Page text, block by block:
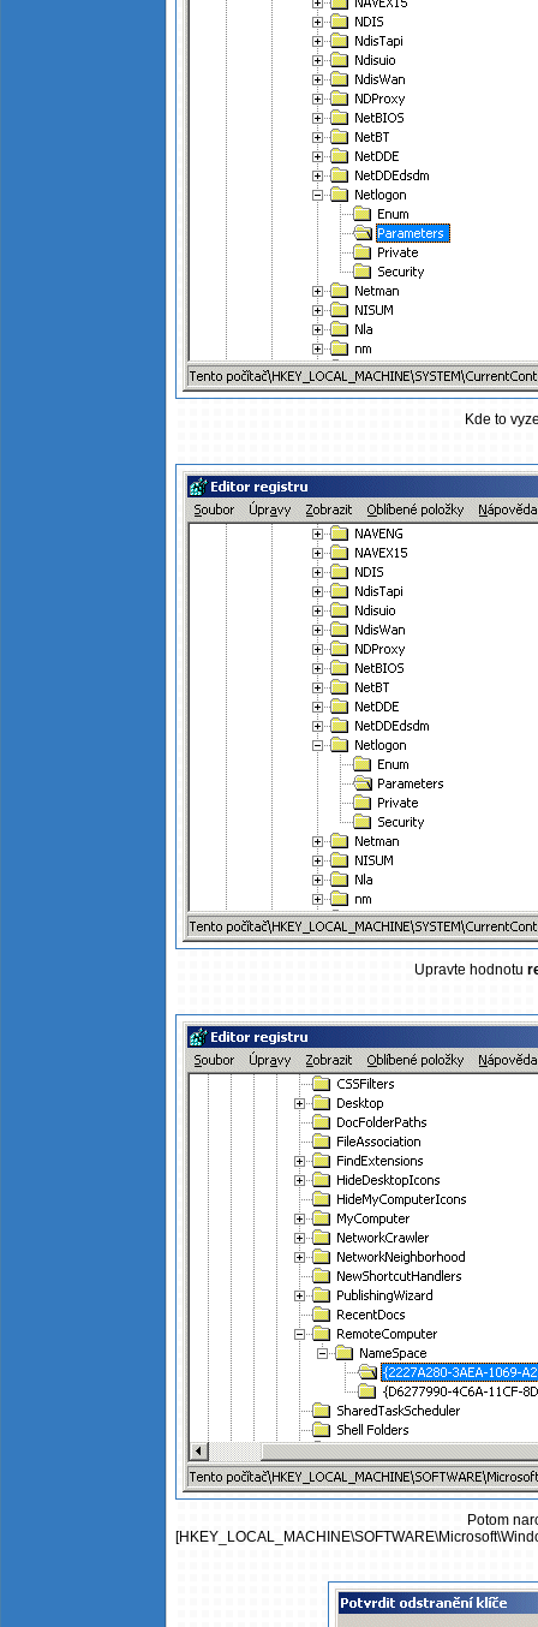
Kde to
Upravte hodnotu
Potom